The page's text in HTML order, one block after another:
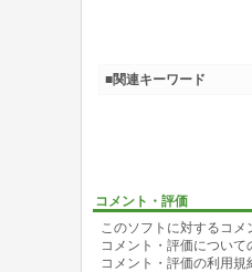
コメント・評価
このソフトに対するコメ
コメント・評価について
コメント・評価の利用規
■関連キーワード